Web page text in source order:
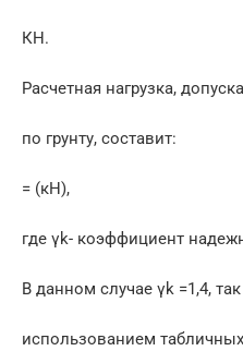
КН.
Расчетная нагрузка,
по грунту, составит:
= (кН),
где γk- коэффициент
В данном случае γk =1,4,
использованием